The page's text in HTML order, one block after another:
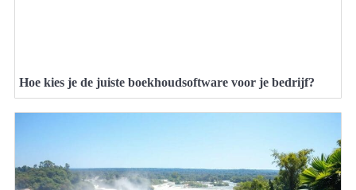
Hoe kies je de juiste boekhoudsoftware voor je bedrijf?